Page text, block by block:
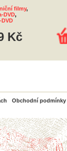
filmy,
DVD,
Kč
Obchodní podmínky
PayPal